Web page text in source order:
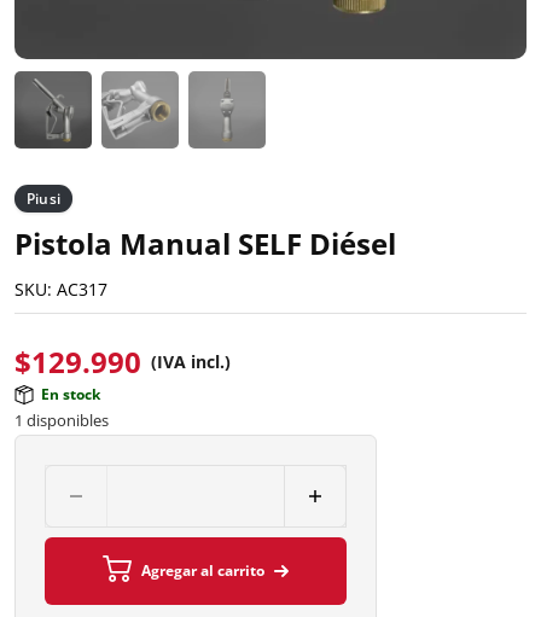
Piusi
Pistola Manual SELF Diésel
SKU: AC317
$129.990 (IVA incl.)
En stock
1 disponibles
Agregar al carrito